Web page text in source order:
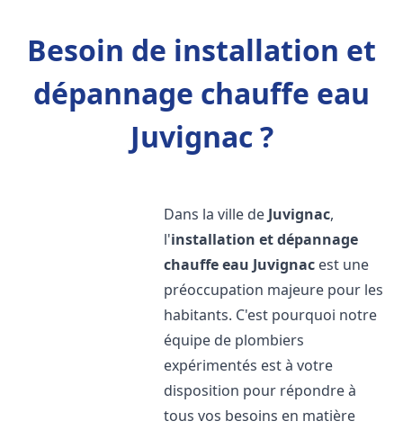
Besoin de installation et
dépannage chauffe eau
Juvignac ?
Dans la ville de Juvignac,
l'installation et dépannage
chauffe eau Juvignac est une
préoccupation majeure pour les
habitants. C'est pourquoi notre
équipe de plombiers
expérimentés est à votre
disposition pour répondre à
tous vos besoins en matière